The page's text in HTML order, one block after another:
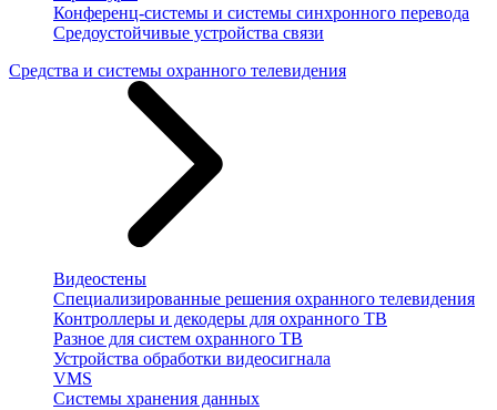
Конференц-системы и системы синхронного перевода
Средоустойчивые устройства связи
Средства и системы охранного телевидения
Видеостены
Специализированные решения охранного телевидения
Контроллеры и декодеры для охранного ТВ
Разное для систем охранного ТВ
Устройства обработки видеосигнала
VMS
Системы хранения данных